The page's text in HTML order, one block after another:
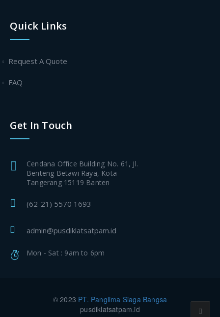
Quick Links
Request A Quote
FAQ
Get In Touch
Cendana Office Building No. 61, Jl.
Benteng Betawi Raya, Kota
Tangerang 15119 Banten
(62-21) 5570 1693
admin@pusdiklatsatpam.id
Mon - Sat : 9am to 6pm
© 2023 PT. Panglima Siaga Bangsa
pusdiklatsatpam.id